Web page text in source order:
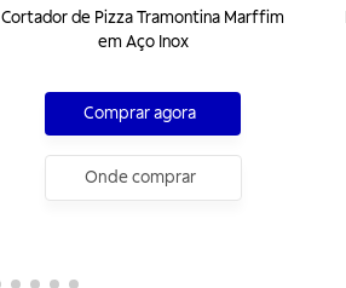
Cortador de Pizza Tramontina Marffim
em Aço Inox
Comprar agora
Onde comprar